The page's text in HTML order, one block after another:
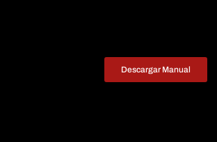
Descargar Manual